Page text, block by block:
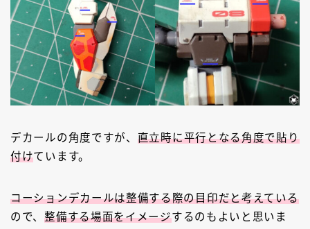
デカールの角度ですが、 直立時に平行となる角度で貼り
付けています。
コーションデカールは整備する際の目印だと考えている
ので、整備する場面をイメージするのもよいと思いま